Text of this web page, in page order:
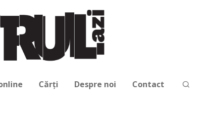
Cărți Despre noi Contact